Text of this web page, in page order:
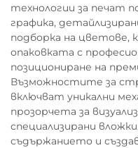
технологии за печат
графика,
подборка на цветове,
опаковката с
позициониране на
Възможностите за
включват уникални
прозорчета за
специализирани
съдържанието и